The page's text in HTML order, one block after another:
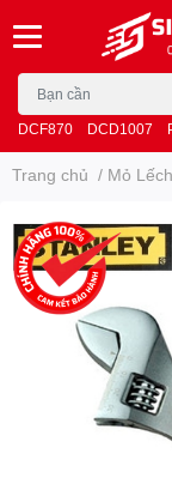
DCF870 DCD1007
Trang chủ / Mỏ Lếch